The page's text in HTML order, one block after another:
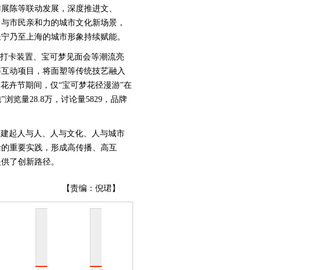
陈等联动发展，深度推进文、
市民亲和力的城市文化新场景，
乃至上海的城市形象持续赋能。
卡装置、宝可梦见面会等潮流亮
动项目，将面塑等传统技艺融入
卉节期间，仅“宝可梦花径漫游”在
浏览量28.8万，讨论量5829，品牌
起人与人、人与文化、人与城市
重要实践，形成高传播、高互
了创新路径。
【责编：倪珺】